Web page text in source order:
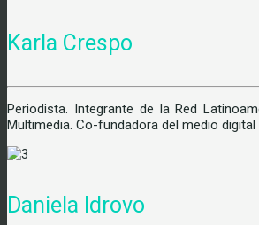
Karla Crespo
Periodista. Integrante de la Red
Multimedia. Co-fundadora del medio
Daniela Idrovo